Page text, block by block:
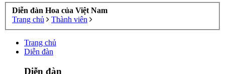
Diễn đàn Hoa của Việt Nam
Trang chủ
Thành viên
Trang chủ
Diễn đàn
Diễn đàn